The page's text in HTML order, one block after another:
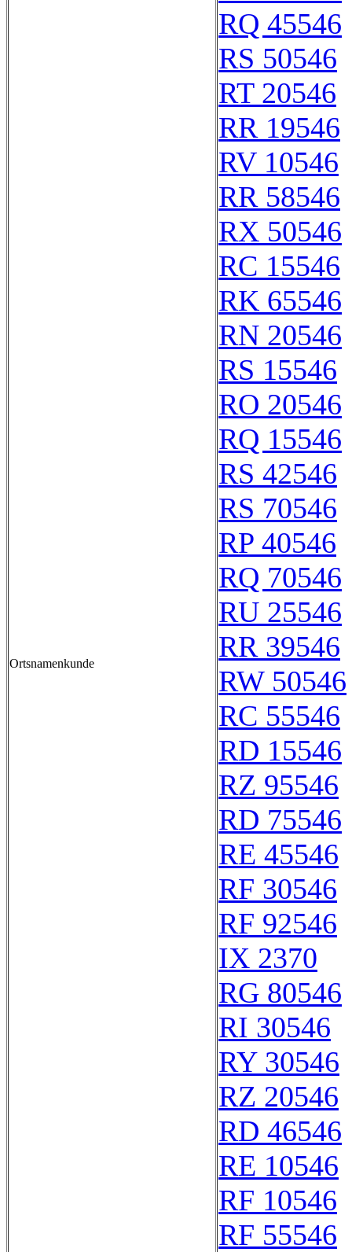
Ortsnamenkunde
RQ 45546
RS 50546
RT 20546
RR 19546
RV 10546
RR 58546
RX 50546
RC 15546
RK 65546
RN 20546
RS 15546
RO 20546
RQ 15546
RS 42546
RS 70546
RP 40546
RQ 70546
RU 25546
RR 39546
RW 50546
RC 55546
RD 15546
RZ 95546
RD 75546
RE 45546
RF 30546
RF 92546
IX 2370
RG 80546
RI 30546
RY 30546
RZ 20546
RD 46546
RE 10546
RF 10546
RF 55546